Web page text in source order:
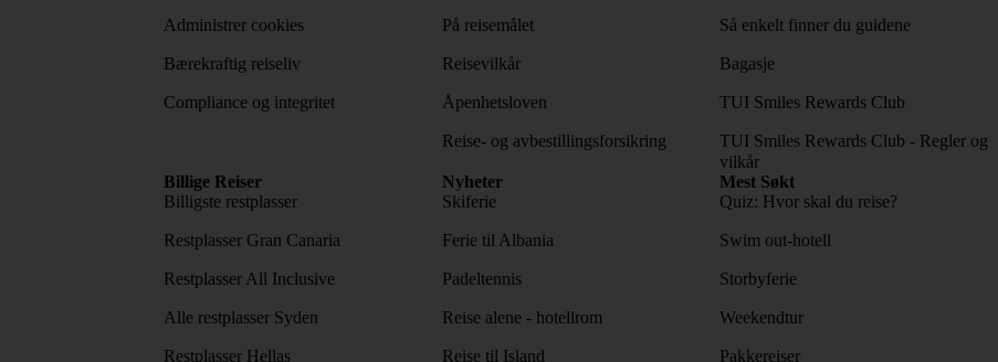
Administrer cookies
Bærekraftig reiseliv
Compliance og integritet
På reisemålet
Reisevilkår
Åpenhetsloven
Reise- og avbestillingsforsikring
Så enkelt finner du guidene
Bagasje
TUI Smiles Rewards Club
TUI Smiles Rewards Club - Regler og
vilkår
Billige Reiser
Billigste restplasser
Restplasser Gran Canaria
Restplasser All Inclusive
Alle restplasser Syden
Restplasser Hellas
Nyheter
Skiferie
Ferie til Albania
Padeltennis
Reise alene - hotellrom
Reise til Island
Mest Søkt
Quiz: Hvor skal du reise?
Swim out-hotell
Storbyferie
Weekendtur
Pakkereiser